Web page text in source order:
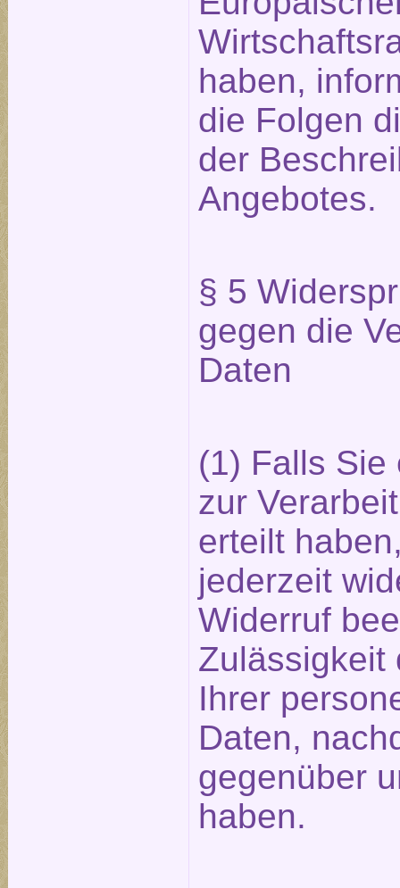
haben,
die Folgen
der
Angebotes.
§ 5
gegen die
Daten
(1) Falls Sie
zur
erteilt
jederzeit
Widerruf
Zulässigkeit
Ihrer
Daten,
gegenüber
haben.